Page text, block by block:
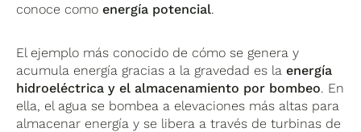
conoce comoenergía potencial.
El ejemplo más conocido de cómo se genera y
acumula energía gracias a la gravedad es laenergía
hidroeléctrica y el almacenamiento por bombeo. En
ella, el agua se bombea a elevaciones más altas para
almacenar energía y se libera a través de turbinas de